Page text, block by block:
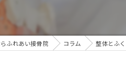
ふれあい接骨院 コラム 整体とふ